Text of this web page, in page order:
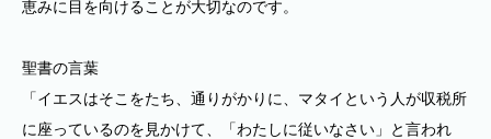
恵みに目を向けることが大切なのです。
聖書の言葉
「イエスはそこをたち、通りがかりに、マタイという人が収税所
に座っているのを見かけて、「わたしに従いなさい」と言われ